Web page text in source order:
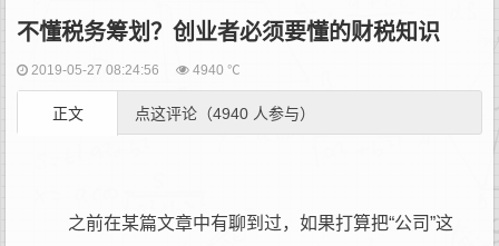
不懂税务筹划？创业者必须要懂的财税知识
2019-05-27 08:24:56 4940 ℃
正文 点这评论（4940 人参与）
之前在某篇文章中有聊到过，如果打算把“公司”这